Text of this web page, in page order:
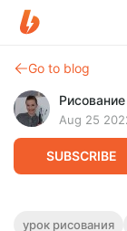
Go to blog
Aug 25
SUBSCRIBE
урок рисования